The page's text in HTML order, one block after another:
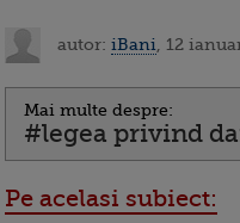
autor: iBani , 12
Mai multe despre:
#legea privind
Pe acelasi subiect: